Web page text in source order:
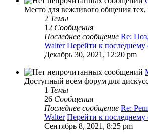
Место для вежливого общения тех,
2 Темы
12 Сообщения
Последнее сообщение Re:
Walter Перейти к
Декабрь 30, 2021, 12:20 pm
Доступный всем форум для
1 Темы
26 Сообщения
Последнее сообщение Re:
Walter Перейти к
Сентябрь 8, 2021, 8:25 pm